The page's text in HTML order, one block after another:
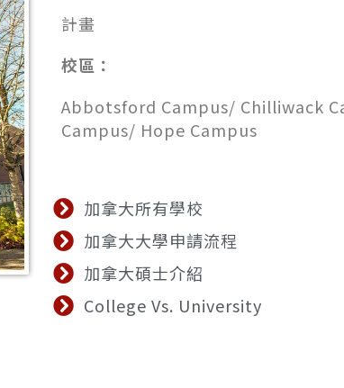
計畫
校區：
Abbotsford Campus/ Chilliwack
Campus/ Hope Campus
加拿大所有學校
加拿大大學申請流程
加拿大碩士介紹
College Vs. University